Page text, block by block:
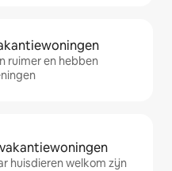
ruimer en hebben
huisdieren welkom zijn